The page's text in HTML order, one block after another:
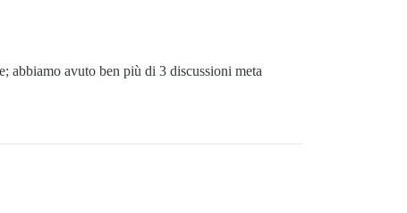
abbiamo avuto ben più di 3 discussioni meta